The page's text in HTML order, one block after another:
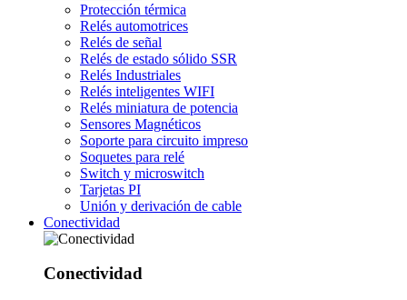
Protección térmica
Relés automotrices
Relés de señal
Relés de estado sólido SSR
Relés Industriales
Relés inteligentes WIFI
Relés miniatura de potencia
Sensores Magnéticos
Soporte para circuito impreso
Soquetes para relé
Switch y microswitch
Tarjetas PI
Unión y derivación de cable
Conectividad
Conectividad